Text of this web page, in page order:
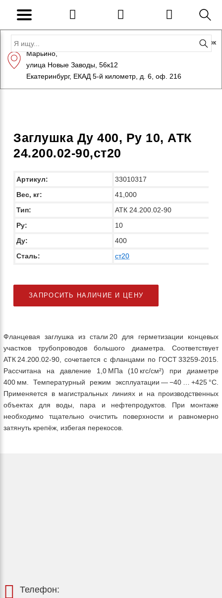
+7 (812) 600-10-15
info@eversteel.ru
Адрес: Санкт-Петербург, Петергоф, Индустриальный парк
Марьино,
улица Новые Заводы, 56к12
Екатеринбург, ЕКАД 5-й километр, д. 6, оф. 216
ЗАКАЗАТЬ ЗВОНОК
Заглушка Ду 400, Ру 10, АТК
24.200.02-90,ст20
Артикул:
33010317
Вес, кг:
41,000
Тип:
АТК 24.200.02-90
Py:
10
Ду:
400
Сталь:
ст20
ЗАПРОСИТЬ НАЛИЧИЕ И ЦЕНУ
Фланцевая заглушка из стали 20 для герметизации концевых
участков трубопроводов большого диаметра. Соответствует
АТК 24.200.02‑90, сочетается с фланцами по ГОСТ 33259‑2015.
Рассчитана на давление 1,0 МПа (10 кгс/см²) при диаметре
400 мм. Температурный режим эксплуатации — −40 … +425 °C.
Применяется в магистральных линиях и на производственных
объектах для воды, пара и нефтепродуктов. При монтаже
необходимо тщательно очистить поверхности и равномерно
затянуть крепёж, избегая перекосов.
Телефон: